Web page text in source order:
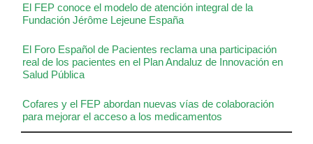
El FEP conoce el modelo de atención integral de la
Fundación Jérôme Lejeune España
El Foro Español de Pacientes reclama una participación
real de los pacientes en el Plan Andaluz de Innovación en
Salud Pública
Cofares y el FEP abordan nuevas vías de colaboración
para mejorar el acceso a los medicamentos